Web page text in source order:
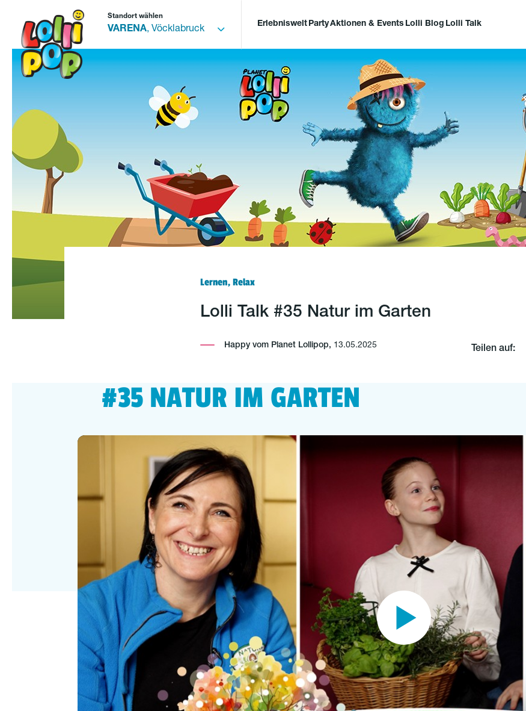
Standort wählen
VARENA, Vöcklabruck
Erlebniswelt PartyAktionen & Events Lolli Blog Lolli Talk
Lernen, Relax
Lolli Talk #35 Natur im Garten
Happy vom Planet Lollipop, 13.05.2025 Teilen auf:
#35 NATUR IM GARTEN